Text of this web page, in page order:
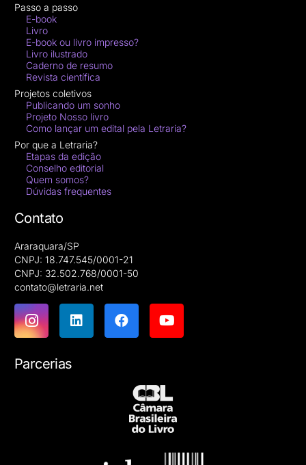
Passo a passo
E-book
Livro
E-book ou livro impresso?
Livro ilustrado
Caderno de resumo
Revista científica
Projetos coletivos
Publicando um sonho
Projeto Nosso livro
Como lançar um edital pela Letraria?
Por que a Letraria?
Etapas da edição
Conselho editorial
Quem somos?
Dúvidas frequentes
Contato
Araraquara/SP
CNPJ: 18.747.545/0001-21
CNPJ: 32.502.768/0001-50
contato@letraria.net
Parcerias